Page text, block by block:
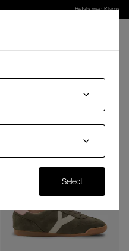
Betala med Klarna
Kolla in våra senaste damnyheter
Select